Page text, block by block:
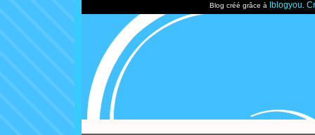
Blog créé grâce à Iblogyou